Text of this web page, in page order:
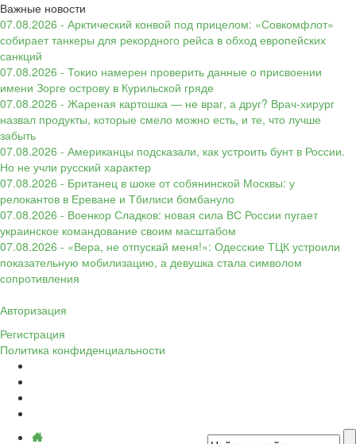
Важные новости
07.08.2026 - Арктический конвой под прицелом: «Совкомфлот»
собирает танкеры для рекордного рейса в обход европейских
санкций
07.08.2026 - Токио намерен проверить данные о присвоении
имени Зорге острову в Курильской гряде
07.08.2026 - Жареная картошка — не враг, а друг? Врач-хирург
назвал продукты, которые смело можно есть, и те, что лучше
забыть
07.08.2026 - Американцы подсказали, как устроить бунт в России.
Но не учли русский характер
07.08.2026 - Британец в шоке от собянинской Москвы: у
релокантов в Ереване и Тбилиси бомбануло
07.08.2026 - Военкор Сладков: новая сила ВС России пугает
украинское командование своим масштабом
07.08.2026 - «Вера, не отпускай меня!»: Одесские ТЦК устроили
показательную мобилизацию, а девушка стала символом
сопротивления
Авторизация
Регистрация
Политика конфиденциальности